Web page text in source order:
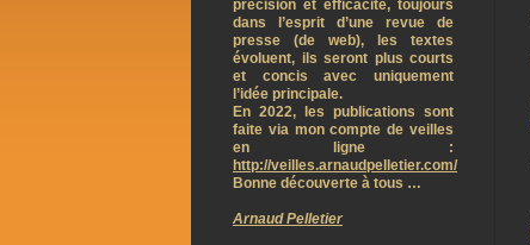
précision et efficacité, toujours
dans l’esprit d’une revue de
presse (de web), les textes
évoluent, ils seront plus courts
et concis avec uniquement
l’idée principale.
En 2022, les publications sont
faite via mon compte de veilles
en ligne :
http://veilles.arnaudpelletier.com/
Bonne découverte à tous …
Arnaud Pelletier